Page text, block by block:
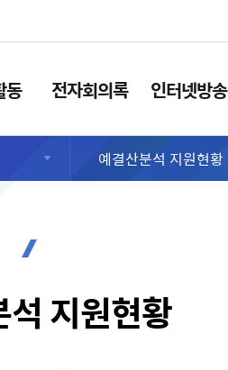
동 전자회의록 인터넷방송
예결산분석 지원현황
지원현황